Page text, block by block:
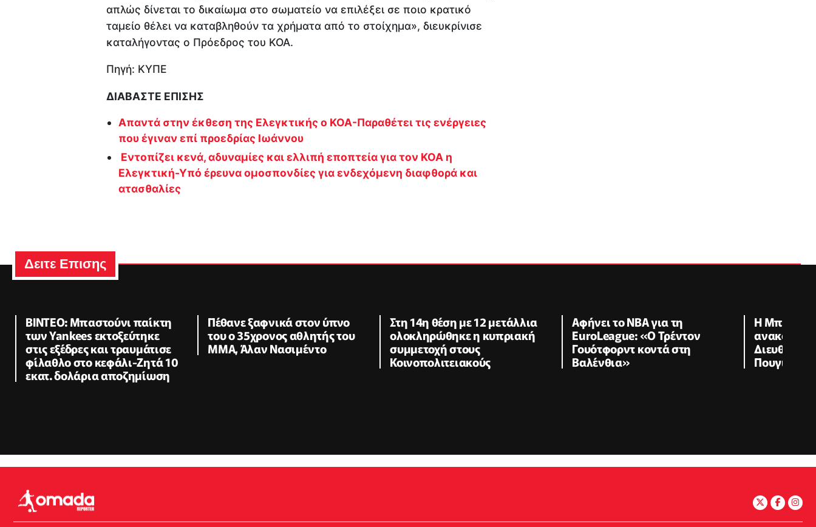
απλώς δίνεται το δικαίωμα στο σωματείο να επιλέξει σε ποιο κρατικό
ταμείο θέλει να καταβληθούν τα χρήματα από το στοίχημα», διευκρίνισε
καταλήγοντας ο Πρόεδρος του ΚΟΑ.
Πηγή: ΚΥΠΕ
ΔΙΑΒΑΣΤΕ ΕΠΙΣΗΣ
Απαντά στην έκθεση της Ελεγκτικής ο ΚΟΑ-Παραθέτει τις ενέργειες
που έγιναν επί προεδρίας Ιωάννου
Εντοπίζει κενά, αδυναμίες και ελλιπή εποπτεία για τον ΚΟΑ η
Ελεγκτική-Υπό έρευνα ομοσπονδίες για ενδεχόμενη διαφθορά και
ατασθαλίες
Δειτε Επισης
ΒΙΝΤΕΟ: Μπαστούνι παίκτη
των Yankees εκτοξεύτηκε
στις εξέδρες και τραυμάτισε
φίλαθλο στο κεφάλι-Ζητά 10
εκατ. δολάρια αποζημίωση
Πέθανε ξαφνικά στον ύπνο
του ο 35χρονος αθλητής του
ΜΜΑ, Άλαν Νασιμέντο
Στη 14η θέση με 12 μετάλλια
ολοκληρώθηκε η κυπριακή
συμμετοχή στους
Κοινοπολιτειακούς
Αφήνει το NBA για τη
EuroLeague: «Ο Τρέντον
Γουότφορντ κοντά στη
Βαλένθια»
Η
Διευθυντή
Πουγιόλ